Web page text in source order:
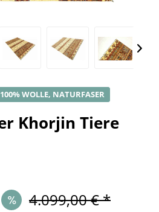
100% WOLLE, NATURFASER
Khorjin Tiere
4.099,00 € *